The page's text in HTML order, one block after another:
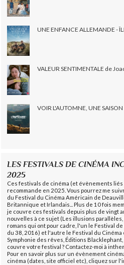
UNE ENFANCE ALLEMANDE -
VALEUR SENTIMENTALE de
VOIR L'AUTOMNE, UNE
LES FESTIVALS DE CINÉMA
2025
Ces festivals de cinéma (et évènements
recommande en 2025. Vous pourrez me
du Festival du Cinéma Américain de
Britannique et Irlandais... Plus de 10 fois
je couvre ces festivals depuis plus de vingt
nouvelles à ce sujet (Les illusions
romans qui ont pour cadre, l'un le Festival
du 38, 2016) et l'autre le Festival du Cinéma
Symphonie des rêves, Éditions
couvre votre festival ? Contactez-moi à
Pour en savoir plus sur un évènement
cinéma (dates, site officiel etc), cliquez sur